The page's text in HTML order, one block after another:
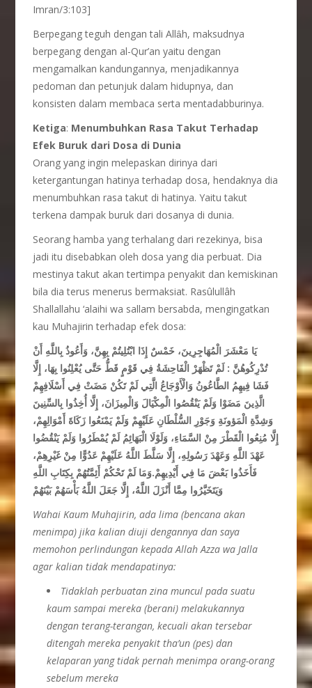
Imran/3:103]
Berpegang teguh dengan tali Allȃh, maksudnya
berpegang dengan al-Qur’an yaitu dengan
mengamalkan kandungannya, menjadikannya
pedoman dan petunjuk dalam hidupnya, dan
konsisten dalam membaca serta mentadabburinya.
Ketiga: Menumbuhkan Rasa Takut Terhadap
Efek Buruk dari Dosa di Dunia
Orang yang ingin melepaskan dirinya dari
ketergantungan hatinya terhadap dosa, hendaknya dia
menumbuhkan rasa takut di hatinya. Yaitu takut
terkena dampak buruk dari dosanya di dunia.
Seorang hamba yang terhalang dari rezekinya, bisa
jadi itu disebabkan oleh dosa yang dia perbuat. Dia
mestinya takut akan tertimpa penyakit dan kemiskinan
bila dia terus menerus bermaksiat. Rasûlullâh
Shallallahu ‘alaihi wa sallam bersabda, mengingatkan
kau Muhajirin terhadap efek dosa:
يَا مَعْشَرَ الْمُهَاجِرِينَ، خَمْسٌ إِذَا ابْتُلِيتُمْ بِهِنَّ، وَأَعُوذُ بِاللَّهِ أَنْ
تُدْرِكُوهُنَّ :لَمْ تَظْهَرْ الْفَاحِشَةُ فِي قَوْمٍ قَطُّ حَتَّى يُعْلِنُوا بِهَا، إِلَّا
فَشَا فِيهِمُ الطَّاعُونُ وَالْأَوْجَاعُ الَّتِي لَمْ تَكُنْ مَضَتْ فِي أَسْلَافِهِمْ
الَّذِينَ مَضَوْا وَلَمْ يَنْقُصُوا الْمِكْيَالَ وَالْمِيزَانَ، إِلَّا أُخِذُوا بِالسِّنِينَ
وَشِدَّةِ الْمَؤونَةِ وَجَوْرِ السُّلْطَانِ عَلَيْهِمْ وَلَمْ يَمْنَعُوا زَكَاةَ أَمْوَالِهِمْ،
إِلَّا مُنِعُوا الْقَطْرَ مِنْ السَّمَاءِ، وَلَوْلَا الْبَهَائِمُ لَمْ يُمْطَرُوا وَلَمْ يَنْقُضُوا
عَهْدَ اللَّهِ وَعَهْدَ رَسُولِهِ، إِلَّا سَلَّطَ اللَّهُ عَلَيْهِمْ عَدُوًّا مِنْ غَيْرِهِمْ،
فَأَخَذُوا بَعْضَ مَا فِي أَيْدِيهِمْ.وَمَا لَمْ تَحْكُمْ أَئِمَّتُهُمْ بِكِتَابِ اللَّهِ
وَيَتَخَيَّرُوا مِمَّا أَنْزَلَ اللَّهُ، إِلَّا جَعَلَ اللَّهُ بَأْسَهُمْ بَيْنَهُمْ
Wahai Kaum Muhajirin, ada lima (bencana akan
menimpa) jika kalian diuji dengannya dan saya
memohon perlindungan kepada Allah Azza wa Jalla
agar kalian tidak mendapatinya:
Tidaklah perbuatan zina muncul pada suatu
kaum sampai mereka (berani) melakukannya
dengan terang-terangan, kecuali akan tersebar
ditengah mereka penyakit tha’un (pes) dan
kelaparan yang tidak pernah menimpa orang-orang
sebelum mereka